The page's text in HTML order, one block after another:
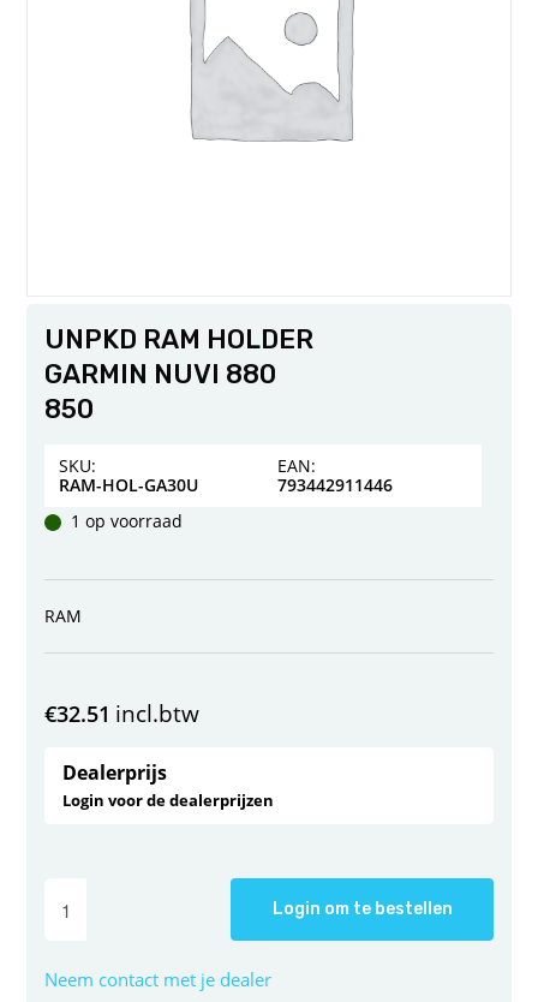
UNPKD RAM HOLDER
GARMIN NUVI 880
850
SKU:
RAM-HOL-GA30U
EAN:
793442911446
1 op voorraad
RAM
€32.51 incl.btw
Dealerprijs
Login voor de dealerprijzen
Login om te bestellen
Neem contact met je dealer